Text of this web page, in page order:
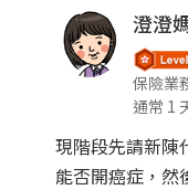
澄澄
保險業
通常 1
現階段先請新陳
能否開癌症，然